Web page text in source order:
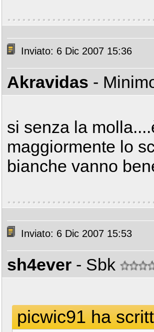
Inviato: 6 Dic 2007 15:36
Akravidas -
si senza la
maggiormente lo
bianche vanno
Inviato: 6 Dic 2007 15:53
sh4ever - Sbk
picwic91 ha